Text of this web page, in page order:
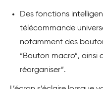
Des fonctions
télécommande
notamment des
“Bouton macro”, ainsi
réorganiser”.